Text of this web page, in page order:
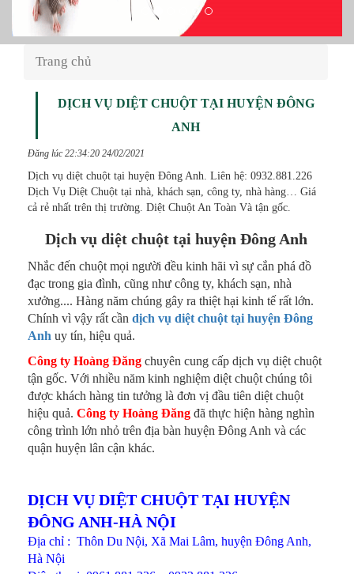
Trang chủ
DỊCH VỤ DIỆT CHUỘT TẠI HUYỆN ĐÔNG
ANH
Đăng lúc 22:34:20 24/02/2021
Dịch vụ diệt chuột tại huyện Đông Anh. Liên hệ: 0932.881.226
Dịch Vụ Diệt Chuột tại nhà, khách sạn, công ty, nhà hàng… Giá
cả rẻ nhất trên thị trường. Diệt Chuột An Toàn Và tận gốc.
Dịch vụ diệt chuột tại huyện Đông Anh
Nhắc đến chuột mọi người đều kinh hãi vì sự cắn phá đồ
đạc trong gia đình, cũng như công ty, khách sạn, nhà
xưởng.... Hàng năm chúng gây ra thiệt hại kinh tế rất lớn.
Chính vì vậy rất cần dịch vụ diệt chuột tại huyện Đông
Anh uy tín, hiệu quả.
Công ty Hoàng Đăng chuyên cung cấp dịch vụ diệt chuột
tận gốc. Với nhiều năm kinh nghiệm diệt chuột chúng tôi
được khách hàng tin tưởng là đơn vị đầu tiên diệt chuột
hiệu quả. Công ty Hoàng Đăng đã thực hiện hàng nghìn
công trình lớn nhỏ trên địa bàn huyện Đông Anh và các
quận huyện lân cận khác.
DỊCH VỤ DIỆT CHUỘT TẠI HUYỆN
ĐÔNG ANH-HÀ NỘI
Địa chỉ : Thôn Du Nội, Xã Mai Lâm, huyện Đông Anh,
Hà Nội